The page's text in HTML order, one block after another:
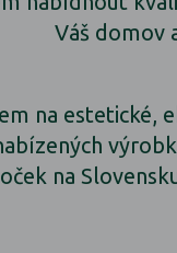
Váš domov
na
na